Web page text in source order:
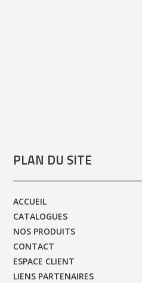
PLAN DU SITE
ACCUEIL
CATALOGUES
NOS PRODUITS
CONTACT
ESPACE CLIENT
LIENS PARTENAIRES